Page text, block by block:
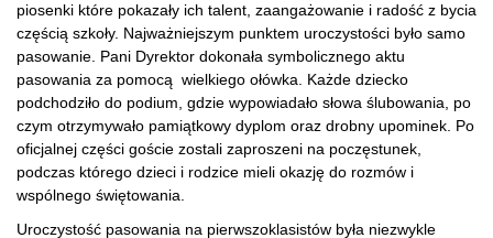
piosenki które pokazały ich talent, zaangażowanie i radość z bycia
częścią szkoły. Najważniejszym punktem uroczystości było samo
pasowanie. Pani Dyrektor dokonała symbolicznego aktu
pasowania za pomocą wielkiego ołówka. Każde dziecko
podchodziło do podium, gdzie wypowiadało słowa ślubowania, po
czym otrzymywało pamiątkowy dyplom oraz drobny upominek. Po
oficjalnej części goście zostali zaproszeni na poczęstunek,
podczas którego dzieci i rodzice mieli okazję do rozmów i
wspólnego świętowania.
Uroczystość pasowania na pierwszoklasistów była niezwykle